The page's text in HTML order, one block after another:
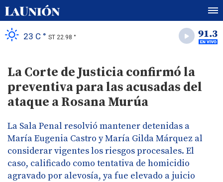
23 C ° ST 22.98 °
La Corte de Justicia confirmó la
preventiva para las acusadas del
ataque a Rosana Murúa
La Sala Penal resolvió mantener detenidas a
María Eugenia Castro y María Gilda Márquez al
considerar vigentes los riesgos procesales. El
caso, calificado como tentativa de homicidio
agravado por alevosía, ya fue elevado a juicio